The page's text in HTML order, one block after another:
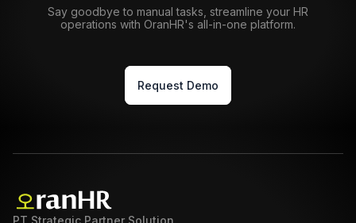
Say goodbye to manual tasks, streamline your HR
operations with OranHR's all-in-one platform.
Request Demo
PT Strategic Partner Solution